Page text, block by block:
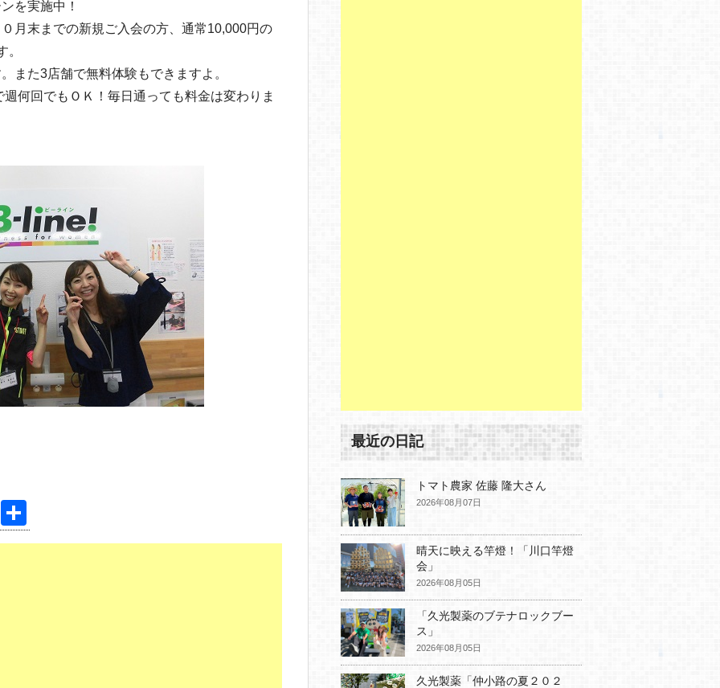
を実施中！
月末までの新規ご入会の方、通常10,000円の
。
また3店舗で無料体験もできますよ。
何回でもＯＫ！毎日通っても料金は変わりま
有
最近の日記
トマト農家 佐藤 隆大さん
2026年08月07日
晴天に映える竿燈！「川口竿燈
会」
2026年08月05日
「久光製薬のブテナロックブー
ス」
2026年08月05日
久光製薬「仲小路の夏２０２